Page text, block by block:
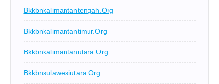
Bkkbnkalimantantengah.org
Bkkbnkalimantantimur.org
Bkkbnkalimantanutara.org
Bkkbnsulawesiutara.org